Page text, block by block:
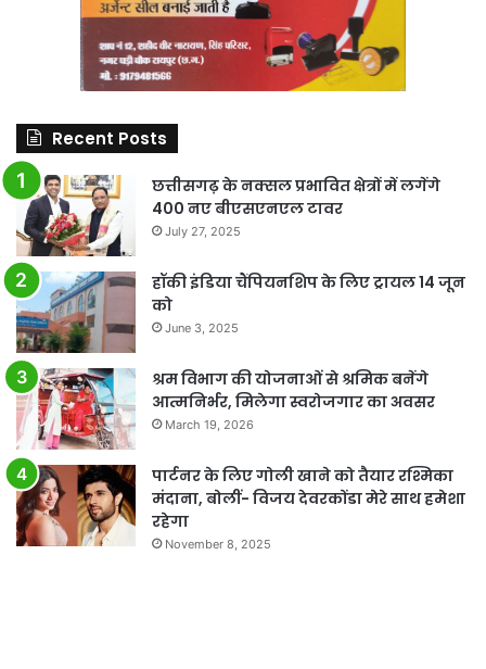
Recent Posts
छत्तीसगढ़ के नक्सल प्रभावित क्षेत्रों में लगेंगे
400 नए बीएसएनएल टावर
July 27, 2025
हॉकी इंडिया चैंपियनशिप के लिए ट्रायल 14 जून
को
June 3, 2025
श्रम विभाग की योजनाओं से श्रमिक बनेंगे
आत्मनिर्भर, मिलेगा स्वरोजगार का अवसर
March 19, 2026
पार्टनर के लिए गोली खाने को तैयार रश्मिका
मंदाना, बोलीं- विजय देवरकोंडा मेरे साथ हमेशा
रहेगा
November 8, 2025